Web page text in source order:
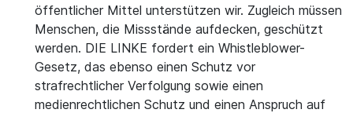
öffentlicher Mittel unterstützen wir. Zugleich müssen
Menschen, die Missstände aufdecken, geschützt
werden. DIE LINKE fordert ein Whistleblower-
Gesetz, das ebenso einen Schutz vor
strafrechtlicher Verfolgung sowie einen
medienrechtlichen Schutz und einen Anspruch auf